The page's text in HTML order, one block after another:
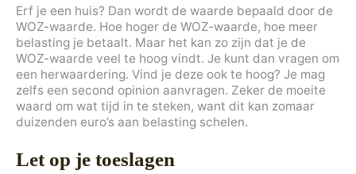
Erf je een huis? Dan wordt de waarde bepaald door de
WOZ-waarde. Hoe hoger de WOZ-waarde, hoe meer
belasting je betaalt. Maar het kan zo zijn dat je de
WOZ-waarde veel te hoog vindt. Je kunt dan vragen om
een herwaardering. Vind je deze ook te hoog? Je mag
zelfs een second opinion aanvragen. Zeker de moeite
waard om wat tijd in te steken, want dit kan zomaar
duizenden euro’s aan belasting schelen.
Let op je toeslagen